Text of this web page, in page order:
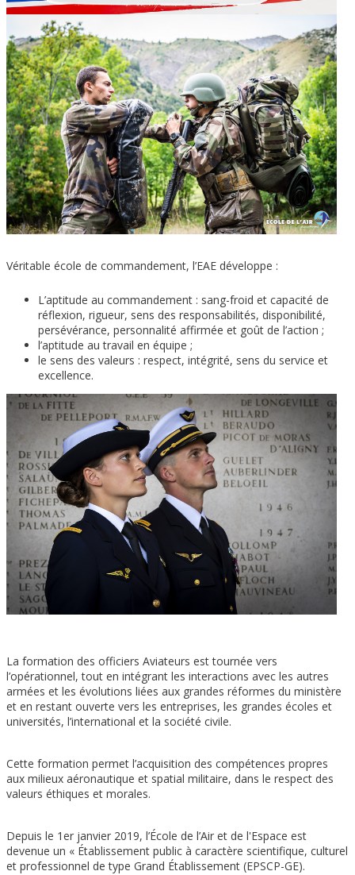
Véritable école de commandement, l’EAE développe :
L’aptitude au commandement : sang-froid et capacité de
réflexion, rigueur, sens des responsabilités, disponibilité,
persévérance, personnalité affirmée et goût de l’action ;
l’aptitude au travail en équipe ;
le sens des valeurs : respect, intégrité, sens du service et
excellence.
La formation des officiers Aviateurs est tournée vers
l’opérationnel, tout en intégrant les interactions avec les autres
armées et les évolutions liées aux grandes réformes du ministère
et en restant ouverte vers les entreprises, les grandes écoles et
universités, l’international et la société civile.
Cette formation permet l’acquisition des compétences propres
aux milieux aéronautique et spatial militaire, dans le respect des
valeurs éthiques et morales.
Depuis le 1er janvier 2019, l’École de l’Air et de l'Espace est
devenue un « Établissement public à caractère scientifique, culturel
et professionnel de type Grand Établissement (EPSCP-GE).